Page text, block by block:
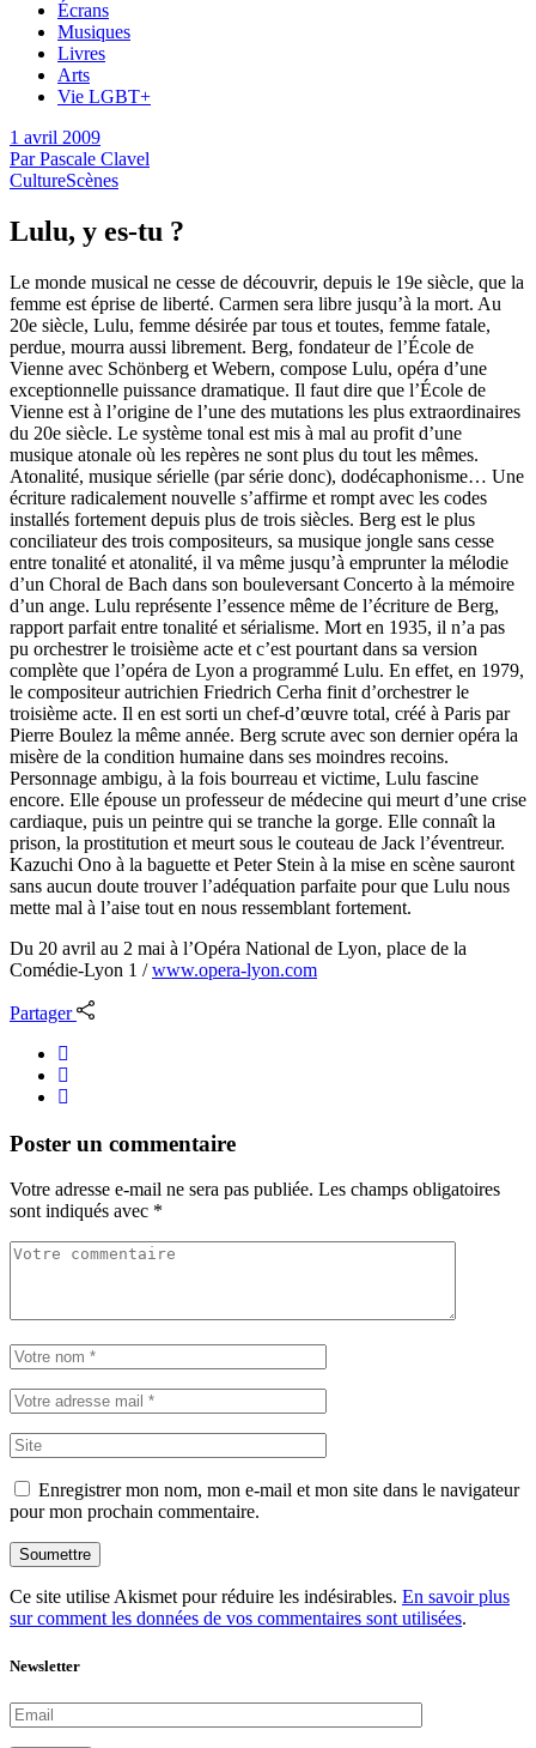
Écrans
Musiques
Livres
Arts
Vie LGBT+
1 avril 2009
ParPascale Clavel
CultureScènes
Lulu, y es-tu ?
Le monde musical ne cesse de découvrir, depuis le 19e siècle, que la
femme est éprise de liberté. Carmen sera libre jusqu’à la mort. Au
20e siècle, Lulu, femme désirée par tous et toutes, femme fatale,
perdue, mourra aussi librement. Berg, fondateur de l’École de
Vienne avec Schönberg et Webern, compose Lulu, opéra d’une
exceptionnelle puissance dramatique. Il faut dire que l’École de
Vienne est à l’origine de l’une des mutations les plus extraordinaires
du 20e siècle. Le système tonal est mis à mal au profit d’une
musique atonale où les repères ne sont plus du tout les mêmes.
Atonalité, musique sérielle (par série donc), dodécaphonisme… Une
écriture radicalement nouvelle s’affirme et rompt avec les codes
installés fortement depuis plus de trois siècles. Berg est le plus
conciliateur des trois compositeurs, sa musique jongle sans cesse
entre tonalité et atonalité, il va même jusqu’à emprunter la mélodie
d’un Choral de Bach dans son bouleversant Concerto à la mémoire
d’un ange. Lulu représente l’essence même de l’écriture de Berg,
rapport parfait entre tonalité et sérialisme. Mort en 1935, il n’a pas
pu orchestrer le troisième acte et c’est pourtant dans sa version
complète que l’opéra de Lyon a programmé Lulu. En effet, en 1979,
le compositeur autrichien Friedrich Cerha finit d’orchestrer le
troisième acte. Il en est sorti un chef-d’œuvre total, créé à Paris par
Pierre Boulez la même année. Berg scrute avec son dernier opéra la
misère de la condition humaine dans ses moindres recoins.
Personnage ambigu, à la fois bourreau et victime, Lulu fascine
encore. Elle épouse un professeur de médecine qui meurt d’une crise
cardiaque, puis un peintre qui se tranche la gorge. Elle connaît la
prison, la prostitution et meurt sous le couteau de Jack l’éventreur.
Kazuchi Ono à la baguette et Peter Stein à la mise en scène sauront
sans aucun doute trouver l’adéquation parfaite pour que Lulu nous
mette mal à l’aise tout en nous ressemblant fortement.
Du 20 avril au 2 mai à l’Opéra National de Lyon, place de la
Comédie-Lyon 1 /www.opera-lyon.com
Partager
Poster un commentaire
Votre adresse e-mail ne sera pas publiée. Les champs obligatoires
sont indiqués avec *
Enregistrer mon nom, mon e-mail et mon site dans le navigateur
pour mon prochain commentaire.
Soumettre
Ce site utilise Akismet pour réduire les indésirables. En savoir plus
sur comment les données de vos commentaires sont utilisées.
Newsletter